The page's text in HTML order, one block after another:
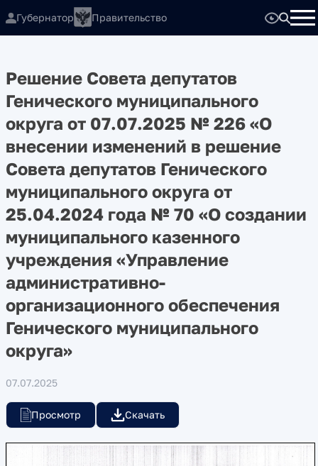
Губернатор Правительство
Решение Совета депутатов
Генического муниципального
округа от 07.07.2025 № 226 «О
внесении изменений в решение
Совета депутатов Генического
муниципального округа от
25.04.2024 года № 70 «О создании
муниципального казенного
учреждения «Управление
административно-
организационного обеспечения
Генического муниципального
округа»
07.07.2025
Просмотр Скачать